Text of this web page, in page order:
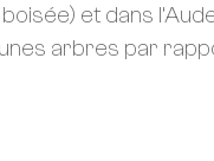
et dans
arbres par